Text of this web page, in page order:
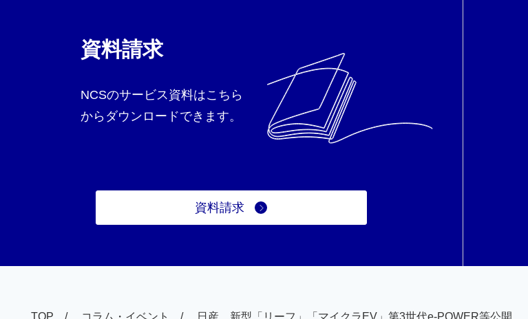
資料請求
NCSのサービス資料はこちら
からダウンロードできます。
資料請求